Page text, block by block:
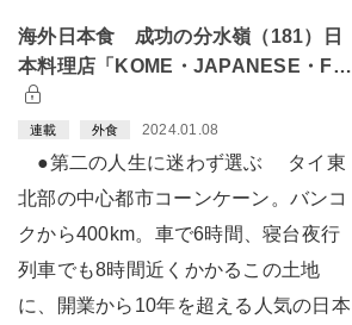
海外日本食 成功の分水嶺（181）日
本料理店「KOME・JAPANESE・F…
連載 外食 2024.01.08
●第二の人生に迷わず選ぶ タイ東
北部の中心都市コーンケーン。バンコ
クから400km。車で6時間、寝台夜行
列車でも8時間近くかかるこの土地
に、開業から10年を超える人気の日本